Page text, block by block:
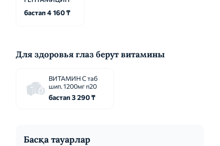
бастап 4 160 ₸
Для здоровья глаз берут витамины
ВИТАМИН С таб
шип. 1200мг n20
бастап 3 290 ₸
Басқа тауарлар